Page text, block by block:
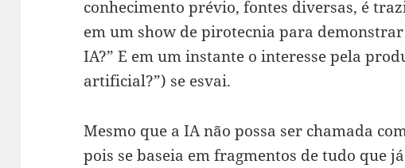
conhecimento prévio, fontes diversas, é
em um show de pirotecnia para
IA?” E em um instante o interesse pela
artificial?”) se esvai.
Mesmo que a IA não possa ser chamada
pois se baseia em fragmentos de tudo que